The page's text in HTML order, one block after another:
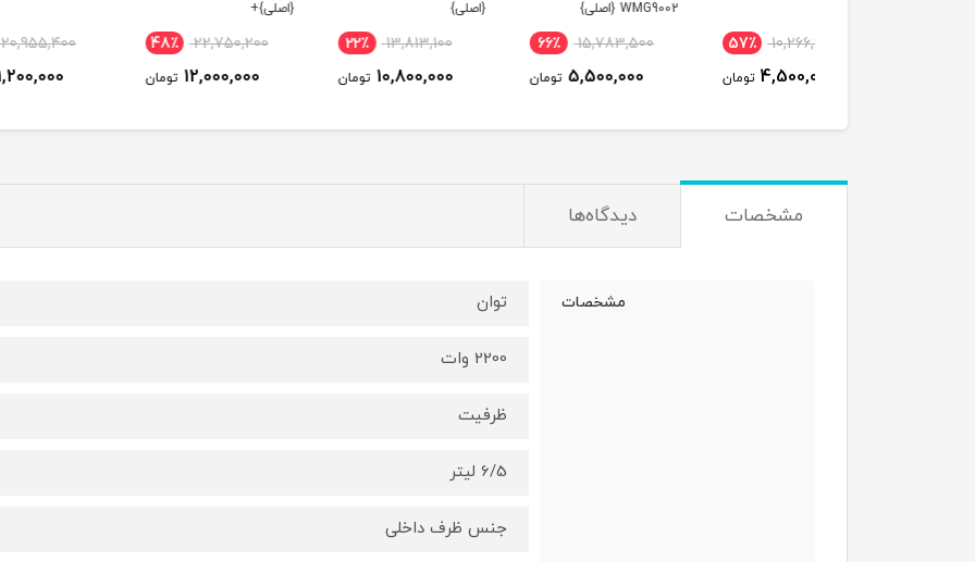
15,783,500
5,500,000
{اصلی}
13,813,100
10,800,000
22,750,200
12,000,000
20,955,400
11,200,000
مشخصات دیدگاه‌ها
مشخصات توان
2200 وات
ظرفیت
6/5 لیتر
جنس ظرف داخلی